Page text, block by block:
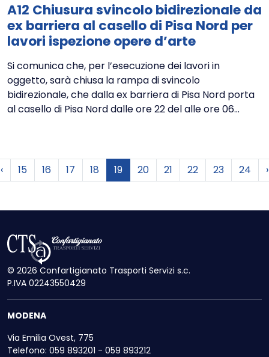
A12 Chiusura svincolo bidirezionale da
ex barriera al casello di Pisa Nord per
lavori ispezione opere d’arte
Si comunica che, per l’esecuzione dei lavori in
oggetto, sarà chiusa la rampa di svincolo
bidirezionale, che dalla ex barriera di Pisa Nord porta
al casello di Pisa Nord dalle ore 22 del alle ore 06...
Precedente
‹ 15 16 17 18 19 20 21 22 23 24 ›
© 2026 Confartigianato Trasporti Servizi s.c.
P.IVA 02243550429
MODENA
Via Emilia Ovest, 775
Telefono: 059 893201 - 059 893212